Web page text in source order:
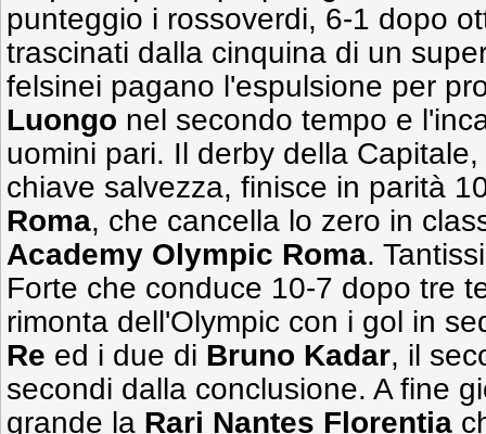
punteggio i rossoverdi, 6-1 dopo
trascinati dalla cinquina di un
felsinei pagano l'espulsione per
Luongo nel secondo tempo e
uomini pari. Il derby della
chiave salvezza, finisce in parità
Roma, che cancella lo zero in
Academy Olympic Roma.
Forte che conduce 10-7 dopo tre
rimonta dell'Olympic con i gol in
Re ed i due di Bruno Kadar, il
secondi dalla conclusione. A fine
grande la Rari Nantes Florentia